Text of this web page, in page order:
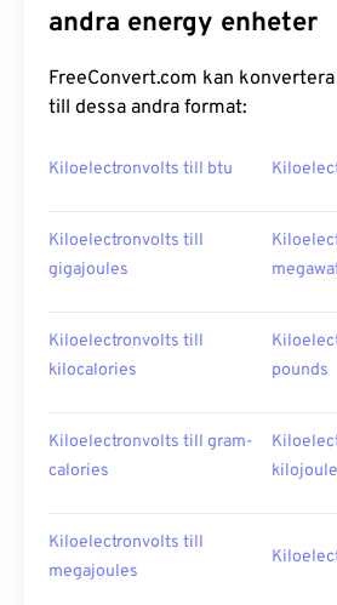
andra energy enheter
FreeConvert.com kan
till dessa andra format:
Kiloelectronvolts till btu
Kiloelectronvolts till
gigajoules
Kiloelectronvolts till
kilocalories
pounds
Kiloelectronvolts till gram-
calories
Kiloelectronvolts till
megajoules